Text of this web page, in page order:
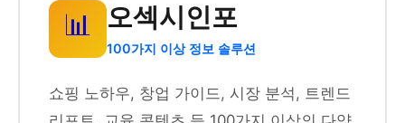
📊 오섹시인포
100가지 이상 정보 솔루션
쇼핑 노하우, 창업 가이드, 시장 분석, 트렌드